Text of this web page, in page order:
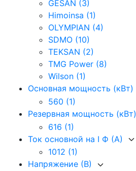
GESAN (3)
Himoinsa (1)
OLYMPIAN (4)
SDMO (10)
TEKSAN (2)
TMG Power (8)
Wilson (1)
Основная мощность (кВт)
560 (1)
Резервная мощность (кВт)
616 (1)
Ток основной на I Ф (А)
1012 (1)
Напряжение (В)